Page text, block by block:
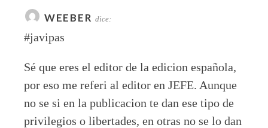
WEEBER dice:
#javipas
Sé que eres el editor de la edicion española,
por eso me referi al editor en JEFE. Aunque
no se si en la publicacion te dan ese tipo de
privilegios o libertades, en otras no se lo dan